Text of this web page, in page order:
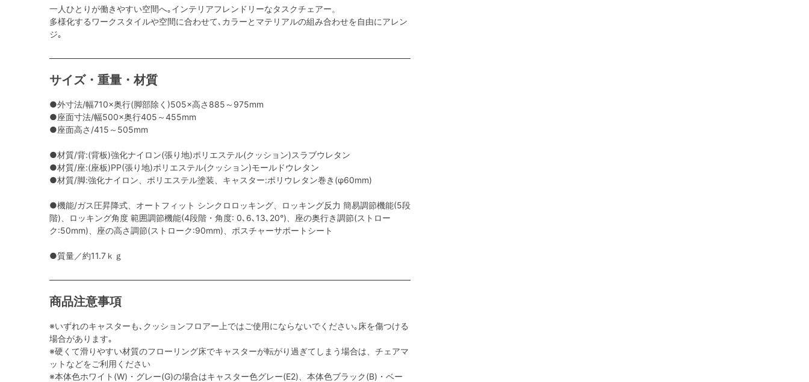
一人ひとりが働きやすい空間へ｡インテリアフレンドリーなタスクチェアー。
多様化するワークスタイルや空間に合わせて､カラーとマテリアルの組み合わせを自由にアレン
ジ｡
サイズ・重量・材質
●外寸法/幅710×奥行(脚部除く)505×高さ885～975mm
●座面寸法/幅500×奥行405～455mm
●座面高さ/415～505mm
●材質/背:(背板)強化ナイロン(張り地)ポリエステル(クッション)スラブウレタン
●材質/座:(座板)PP(張り地)ポリエステル(クッション)モールドウレタン
●材質/脚:強化ナイロン、ポリエステル塗装、キャスター:ポリウレタン巻き(φ60mm)
●機能/ガス圧昇降式、オートフィット シンクロロッキング、ロッキング反力 簡易調節機能(5段
階)、ロッキング角度 範囲調節機能(4段階・角度: 0､6､13､20°)、座の奥行き調節(ストロー
ク:50mm)、座の高さ調節(ストローク:90mm)、ポスチャーサポートシート
●質量／約11.7ｋｇ
商品注意事項
※いずれのキャスターも､クッションフロアー上ではご使用にならないでください｡床を傷つける
場合があります｡
※硬くて滑りやすい材質のフローリング床でキャスターが転がり過ぎてしまう場合は、チェアマ
ットなどをご利用ください
※本体色ホワイト(W)・グレー(G)の場合はキャスター色グレー(E2)、本体色ブラック(B)・ベー